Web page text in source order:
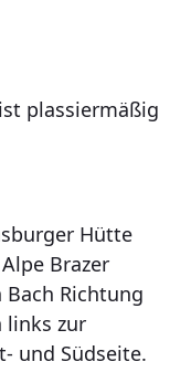
plassiermäßig
Hütte
Brazer
Richtung
links zur
und Südseite.